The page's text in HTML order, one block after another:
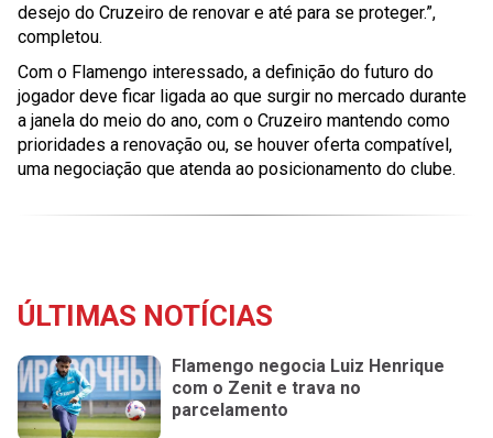
desejo do Cruzeiro de renovar e até para se proteger.”,
completou.
Com o Flamengo interessado, a definição do futuro do
jogador deve ficar ligada ao que surgir no mercado durante
a janela do meio do ano, com o Cruzeiro mantendo como
prioridades a renovação ou, se houver oferta compatível,
uma negociação que atenda ao posicionamento do clube.
ÚLTIMAS NOTÍCIAS
Flamengo negocia Luiz Henrique
com o Zenit e trava no
parcelamento